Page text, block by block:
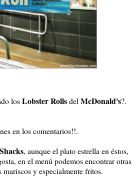
losLobster RollsdelMcDonald's?.
en los comentarios!!.
, aunque el plato estrella en éstos,
en el menú podemos encontrar otras
mariscos y especialmente fritos.